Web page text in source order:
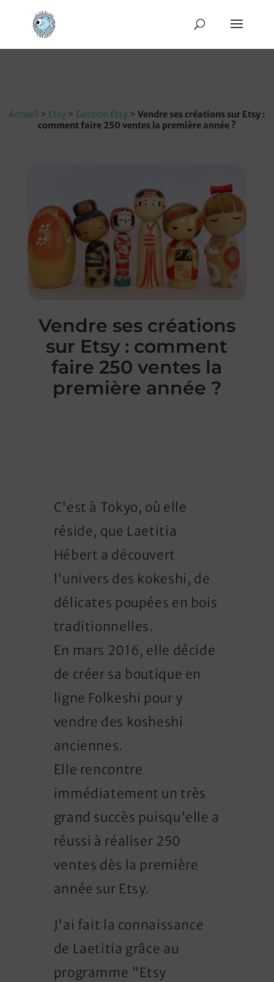
Accueil > Etsy > Gestion Etsy > Vendre ses créations sur Etsy :
comment faire 250 ventes la première année ?
Vendre ses créations
sur Etsy : comment
faire 250 ventes la
première année ?
C'est à Tokyo, où elle
réside, que Laetitia
Hébert a découvert
l'univers des kokeshi, de
délicates poupées en bois
traditionnelles.
En mars 2016, elle décide
de créer sa boutique en
ligne Folkeshi pour y
vendre des kosheshi
anciennes.
Elle rencontre
immédiatement un très
grand succès puisqu'elle a
réussi à réaliser 250
ventes dès la première
année sur Etsy.
J'ai fait la connaissance
de Laetitia grâce au
programme "Etsy